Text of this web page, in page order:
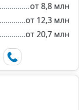
от 8,8 млн
от 12,3 млн
от 20,7 млн